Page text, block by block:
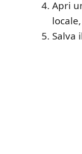
Apri
Salva